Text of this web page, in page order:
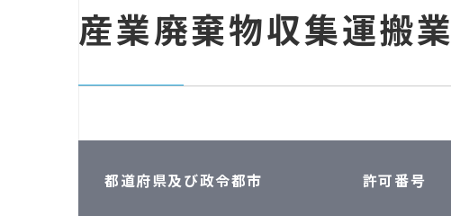
産業廃棄物収集運搬業
都道府県及び政令都市 許可番号